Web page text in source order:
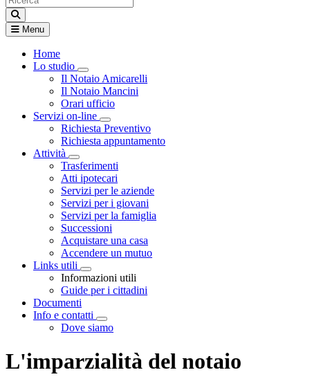
Menu
Home
Lo studio
Visualizza menù di secondo livello
Il Notaio Amicarelli
Il Notaio Mancini
Orari ufficio
Servizi on-line
Visualizza menù di secondo livello
Richiesta Preventivo
Richiesta appuntamento
Attività
Visualizza menù di secondo livello
Trasferimenti
Atti ipotecari
Servizi per le aziende
Servizi per i giovani
Servizi per la famiglia
Successioni
Acquistare una casa
Accendere un mutuo
Links utili
Visualizza menù di secondo livello
Informazioni utili
Guide per i cittadini
Documenti
Info e contatti
Visualizza menù di secondo livello
Dove siamo
L'imparzialità del notaio